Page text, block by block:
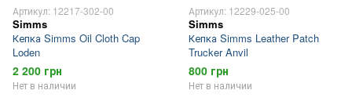
Артикул: 12217-302-00
Simms
Кепка Simms Oil Cloth Cap
Loden
2 200 грн
Нет в наличии
Артикул: 12229-025-00
Simms
Кепка Simms Leather Patch
Trucker Anvil
800 грн
Нет в наличии